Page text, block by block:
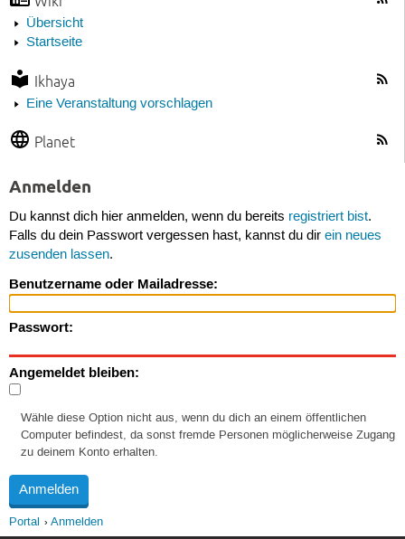
Übersicht
Startseite
Ikhaya
Eine Veranstaltung vorschlagen
Planet
Anmelden
Du kannst dich hier anmelden, wenn du bereits registriert bist.
Falls du dein Passwort vergessen hast, kannst du dir ein neues
zusenden lassen.
Benutzername oder Mailadresse:
Passwort:
Angemeldet bleiben:
Wähle diese Option nicht aus, wenn du dich an einem öffentlichen
Computer befindest, da sonst fremde Personen möglicherweise Zugang
zu deinem Konto erhalten.
Portal Anmelden